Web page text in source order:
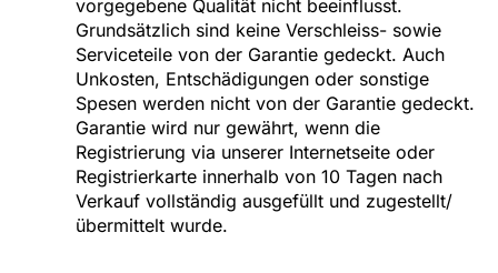
vorgegebene Qualität nicht beeinflusst.
Grundsätzlich sind keine Verschleiss- sowie
Serviceteile von der Garantie gedeckt. Auch
Unkosten, Entschädigungen oder sonstige
Spesen werden nicht von der Garantie gedeckt.
Garantie wird nur gewährt, wenn die
Registrierung via unserer Internetseite oder
Registrierkarte innerhalb von 10 Tagen nach
Verkauf vollständig ausgefüllt und zugestellt/
übermittelt wurde.